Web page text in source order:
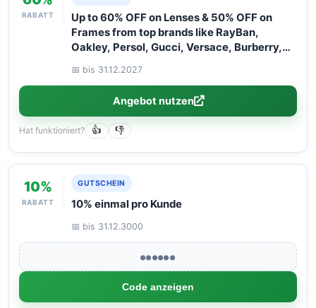
RABATT
Up to 60% OFF on Lenses & 50% OFF on
Frames from top brands like RayBan,
Oakley, Persol, Gucci, Versace, Burberry,
miss out!
📅 bis 31.12.2027
Angebot nutzen
Hat funktioniert? 👍 👎
10%
RABATT
GUTSCHEIN
10% einmal pro Kunde
📅 bis 31.12.3000
●●●●●●
Code anzeigen